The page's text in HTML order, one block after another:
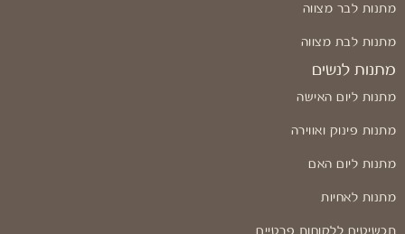
מתנות לבר מצווה
מתנות לבת מצווה
מתנות לנשים
מתנות ליום האישה
מתנות פינוק ואווירה
מתנות ליום האם
מתנות לאחיות